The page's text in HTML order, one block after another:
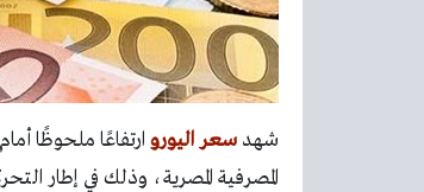
شهدسعر اليوروارتفاعًا ملحوظًا
المصرفية المصرية، وذلك في إطار